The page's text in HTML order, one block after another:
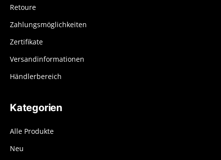
Retoure
Zahlungsmöglichkeiten
Zertifikate
Versandinformationen
Händlerbereich
Kategorien
Alle Produkte
Neu